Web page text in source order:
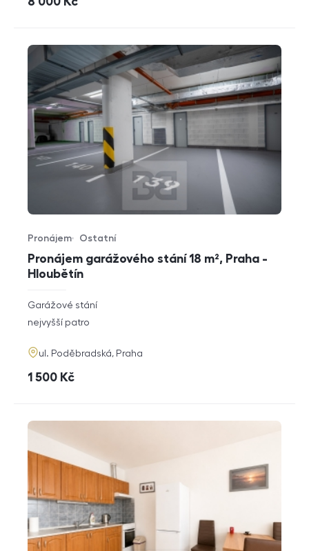
Pronájem garážového stání 18 m², Praha -
Hloubětín
Typ nabídky
Pronájem
Typ nemovitosti
Ostatní
rozměry
dispozice
Garážové stání
funkce
nejvyšší patro
adresa
ul. Poděbradská, Praha
cena
1 500 Kč